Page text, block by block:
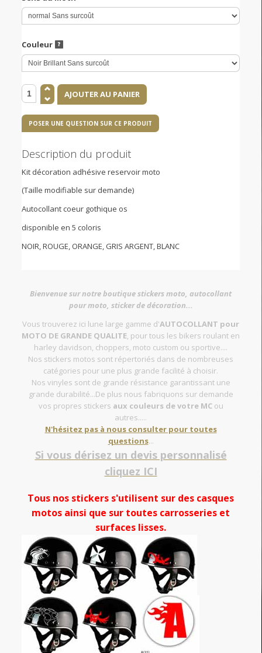
Couleur
POSER UNE QUESTION SUR CE PRODUIT
Description du produit
Kit décoration adhésive reservoir moto
(Taille modifiable sur demande)
Autocollant coeur gothique os
disponible en 5 coloris
NOIR, ROUGE, ORANGE, GRIS ARGENT, BLANC
Bienvenue sur notre boutique stickers moto, autocollant
pour moto, sticker de décoration...
Vous trouverez ici lune large gamme d'AUTOCOLLANT pour
MOTO DE GRANDE QUALITE, pour tous les bikers roulant en
harley davidson, choppers, moto custom ou sportive....
Nos stickers motos sont répertoriés dans de nombreuses
catégories pour une plus grande facilité à choisir.
Nos vinyles sont de grande résistance garantissant une
grande durabilité...De plus nous fabriquons sur demande
vos propres stickers aux couleurs de votre MCou
autres.....
N'hésitez pas à nous consulter pour toutes
questions...
Si vous dérisez un devis personnalisé
cliquez ICI
Tous nos stickers s'utilisent sur des casques
motos ainsi que sur toutes carrosseries et
surfaces lisses.